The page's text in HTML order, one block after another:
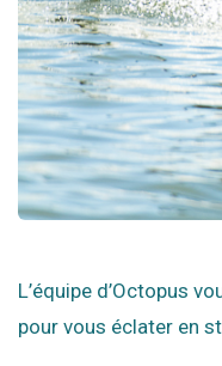
L’équipe d’Octopus
pour vous éclater en